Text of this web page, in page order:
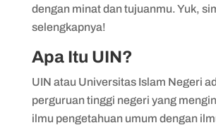
dengan minat dan tujuanmu. Yuk,
selengkapnya!
Apa Itu UIN?
UIN atau Universitas Islam Negeri
perguruan tinggi negeri yang
ilmu pengetahuan umum dengan